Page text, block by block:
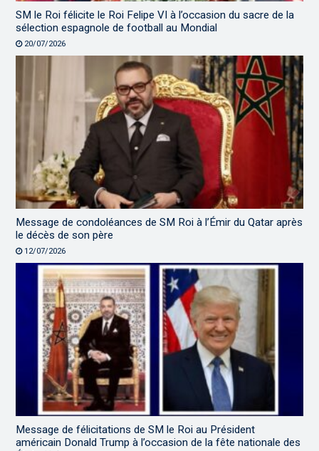
SM le Roi félicite le Roi Felipe VI à l’occasion du sacre de la
sélection espagnole de football au Mondial
20/07/2026
Message de condoléances de SM Roi à l’Émir du Qatar après
le décès de son père
12/07/2026
Message de félicitations de SM le Roi au Président
américain Donald Trump à l’occasion de la fête nationale des